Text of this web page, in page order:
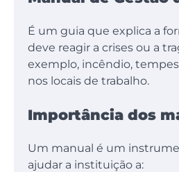
É um guia que explica a
deve reagir a crises ou a
exemplo, incêndio,
nos locais de trabalho.
Importância dos
Um manual é um
ajudar a instituição a: